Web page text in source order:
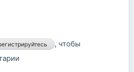
Белоруссии поступить также
, чтобы